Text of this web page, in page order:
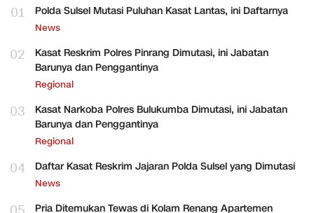
01 Polda Sulsel Mutasi Puluhan Kasat Lantas, ini Daftarnya
News
02
Kasat Reskrim Polres Pinrang Dimutasi, ini Jabatan
Barunya dan Penggantinya
Regional
03
Kasat Narkoba Polres Bulukumba Dimutasi, ini Jabatan
Barunya dan Penggantinya
Regional
04 Daftar Kasat Reskrim Jajaran Polda Sulsel yang Dimutasi
News
Pria Ditemukan Tewas di Kolam Renang Apartemen